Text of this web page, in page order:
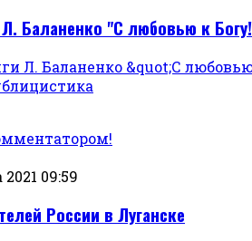
Баланенко "С любовью к
09:59
России в Луганске